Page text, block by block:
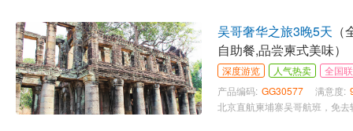
吴哥奢华之旅3晚5天
自助餐,品尝柬式美味）
深度游览 人气热卖
全国
产品编码: GG30577 满意度: